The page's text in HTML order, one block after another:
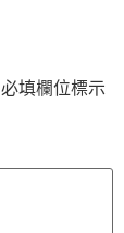
必填欄位標示